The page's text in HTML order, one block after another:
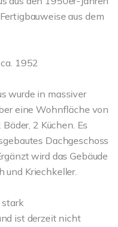
aus dem
1952
wurde in massiver
eine Wohnfläche von
2 Küchen. Es
Dachgeschoss
wird das Gebäude
und Kriechkeller.
stark
ist derzeit nicht